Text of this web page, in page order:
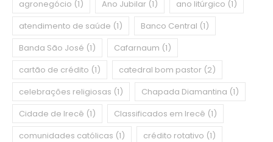
agronegócio (1) Ano Jubilar (1) ano litúrgico (1)
atendimento de saúde (1) Banco Central (1)
Banda São José (1) Cafarnaum (1)
cartão de crédito (1) catedral bom pastor (2)
celebrações religiosas (1) Chapada Diamantina (1)
Cidade de Irecê (1) Classificados em Irecê (1)
comunidades católicas (1) crédito rotativo (1)